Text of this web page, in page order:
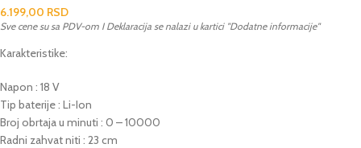
6.199,00 RSD
Sve cene su sa PDV-om I Deklaracija se nalazi u kartici "Dodatne informacije"
Karakteristike:
Napon : 18 V
Tip baterije : Li-Ion
Broj obrtaja u minuti : 0 – 10000
Radni zahvat niti : 23 cm